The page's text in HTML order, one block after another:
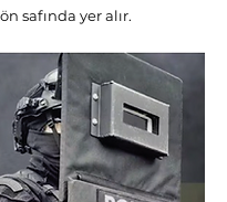
safında yer alır.